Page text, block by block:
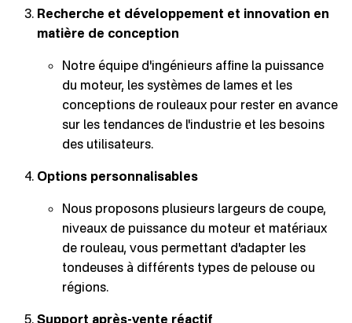
Recherche et développement et innovation en
matière de conception
Notre équipe d'ingénieurs affine la puissance
du moteur, les systèmes de lames et les
conceptions de rouleaux pour rester en avance
sur les tendances de l'industrie et les besoins
des utilisateurs.
Options personnalisables
Nous proposons plusieurs largeurs de coupe,
niveaux de puissance du moteur et matériaux
de rouleau, vous permettant d'adapter les
tondeuses à différents types de pelouse ou
régions.
Support après-vente réactif